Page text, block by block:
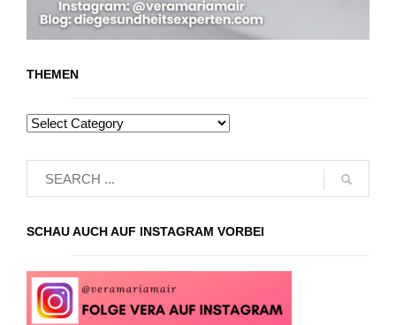
THEMEN
SCHAU AUCH AUF INSTAGRAM VORBEI